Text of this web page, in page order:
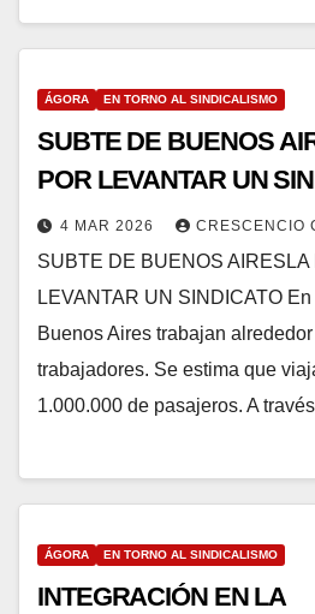
ÁGORA EN TORNO AL SINDICALISMO
SUBTE DE BUENOS
POR LEVANTAR UN
4 MAR 2026 CRESCENCIO
SUBTE DE BUENOS AIRESLA
LEVANTAR UN SINDICATO
Buenos Aires trabajan
trabajadores. Se estima que
1.000.000 de pasajeros. A través
ÁGORA EN TORNO AL SINDICALISMO
INTEGRACIÓN EN LA